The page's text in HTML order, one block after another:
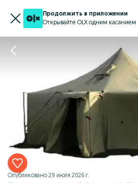
Продолжить в приложении
Открывайте OLX одним касанием
Опубликовано 29 июля 2026 г.